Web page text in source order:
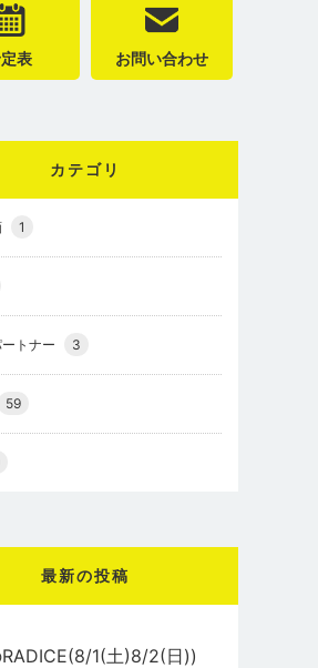
表 お問い合わせ
カテゴリ
1
トナー 3
59
最新の投稿
1(土)8/2(日))